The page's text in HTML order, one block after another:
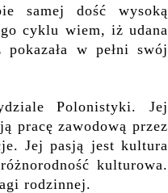
samej dość wysoką
cyklu wiem, iż udana
w pełni swój
Polonistyki. Jej
pracę zawodową przez
Jej pasją jest kultura
kulturowa.
rodzinnej.